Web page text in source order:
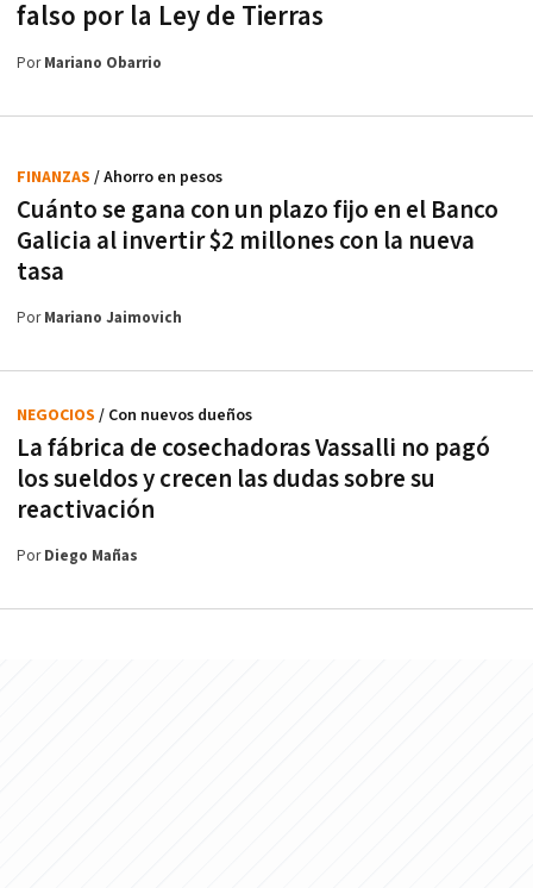
falso por la Ley de Tierras
PorMariano Obarrio
Cuánto se gana con un plazo fijo en el Banco
Galicia al invertir $2 millones con la nueva
tasa
FINANZAS / Ahorro en pesos
PorMariano Jaimovich
La fábrica de cosechadoras Vassalli no pagó
los sueldos y crecen las dudas sobre su
reactivación
NEGOCIOS / Con nuevos dueños
PorDiego Mañas